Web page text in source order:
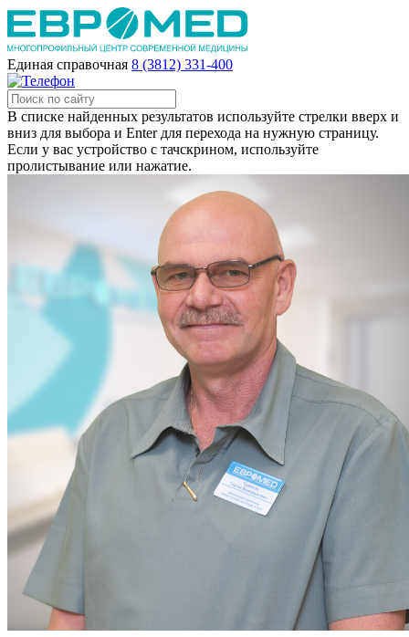
Единая справочная 8 (3812) 331-400
В списке найденных результатов используйте стрелки вверх и
вниз для выбора и Enter для перехода на нужную страницу.
Если у вас устройство с тачскрином, используйте
пролистывание или нажатие.